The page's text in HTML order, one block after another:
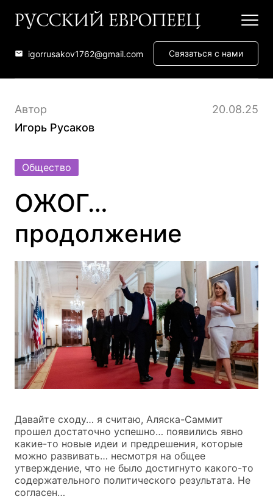
igorrusakov1762@gmail.com Связаться с нами
Автор
Игорь Русаков
20.08.25
ОЖОГ…
продолжение
Общество
Давайте сходу… я считаю, Аляска-Саммит
прошел достаточно успешно… появились явно
какие-то новые идеи и предрешения, которые
можно развивать… несмотря на общее
утверждение, что не было достигнуто какого-то
содержательного политического результата. Не
согласен…